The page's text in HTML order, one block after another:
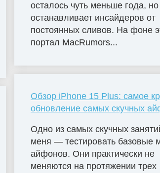
осталось чуть меньше года,
останавливает инсайдеров от
постоянных сливов. На фоне
портал MacRumors...
Обзор iPhone 15 Plus: самое
обновление самых скучных
Одно из самых скучных
меня — тестировать базовые
айфонов. Они практически не
меняются на протяжении трех